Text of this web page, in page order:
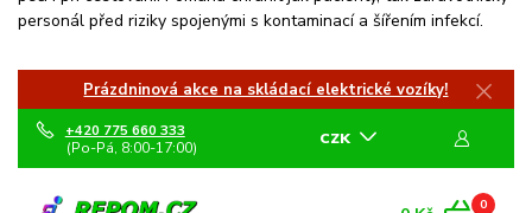
personál před riziky spojenými s kontaminací a šířením infekcí.
Prázdninová akce na skládací elektrické vozíky!
CZK
+420 775 660 333
(Po-Pá, 8:00-17:00)
0